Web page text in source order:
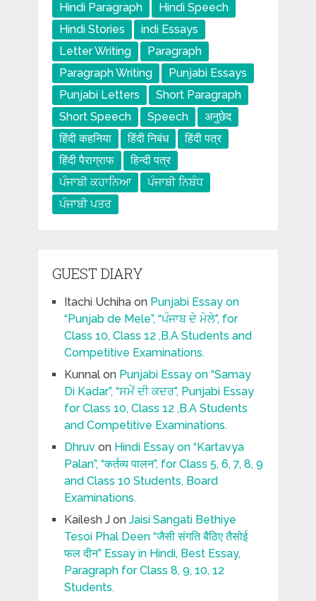
Hindi Paragraph
Hindi Speech
Hindi Stories
indi Essays
Letter Writing
Paragraph
Paragraph Writing
Punjabi Essays
Punjabi Letters
Short Paragraph
Short Speech
Speech
अनुछेद
हिंदी कहनिया
हिंदी निबंध
हिंदी पत्र
हिंदी पैराग्राफ
हिन्दी पत्र
ਪੰਜਾਬੀ ਕਹਾਨਿਆ
ਪੰਜਾਬੀ ਨਿਬੰਧ
ਪੰਜਾਬੀ ਪਤਰ
GUEST DIARY
Itachi Uchihaon Punjabi Essay on
“Punjab de Mele”, “ਪੰਜਾਬ ਦੇ ਮੇਲੇ”, for
Class 10, Class 12 ,B.A Students and
Competitive Examinations.
Kunnalon Punjabi Essay on “Samay
Di Kadar”, “ਸਮੇਂ ਦੀ ਕਦਰ”, Punjabi Essay
for Class 10, Class 12 ,B.A Students
and Competitive Examinations.
Dhruvon Hindi Essay on “Kartavya
Palan”, “कर्तव्य पालन”, for Class 5, 6, 7, 8, 9
and Class 10 Students, Board
Examinations.
Kailesh Jon Jaisi Sangati Bethiye
Tesoi Phal Deen “जैसी संगति बैठिए तैसोई
फल दीन” Essay in Hindi, Best Essay,
Paragraph for Class 8, 9, 10, 12
Students.